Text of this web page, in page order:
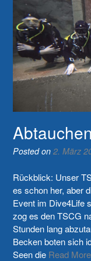
Posted on 2. März
Rückblick: Unser
es schon her, aber
Event im Dive4Life
zog es den TSCG
Stunden lang
Becken boten sich
Seen die Read More